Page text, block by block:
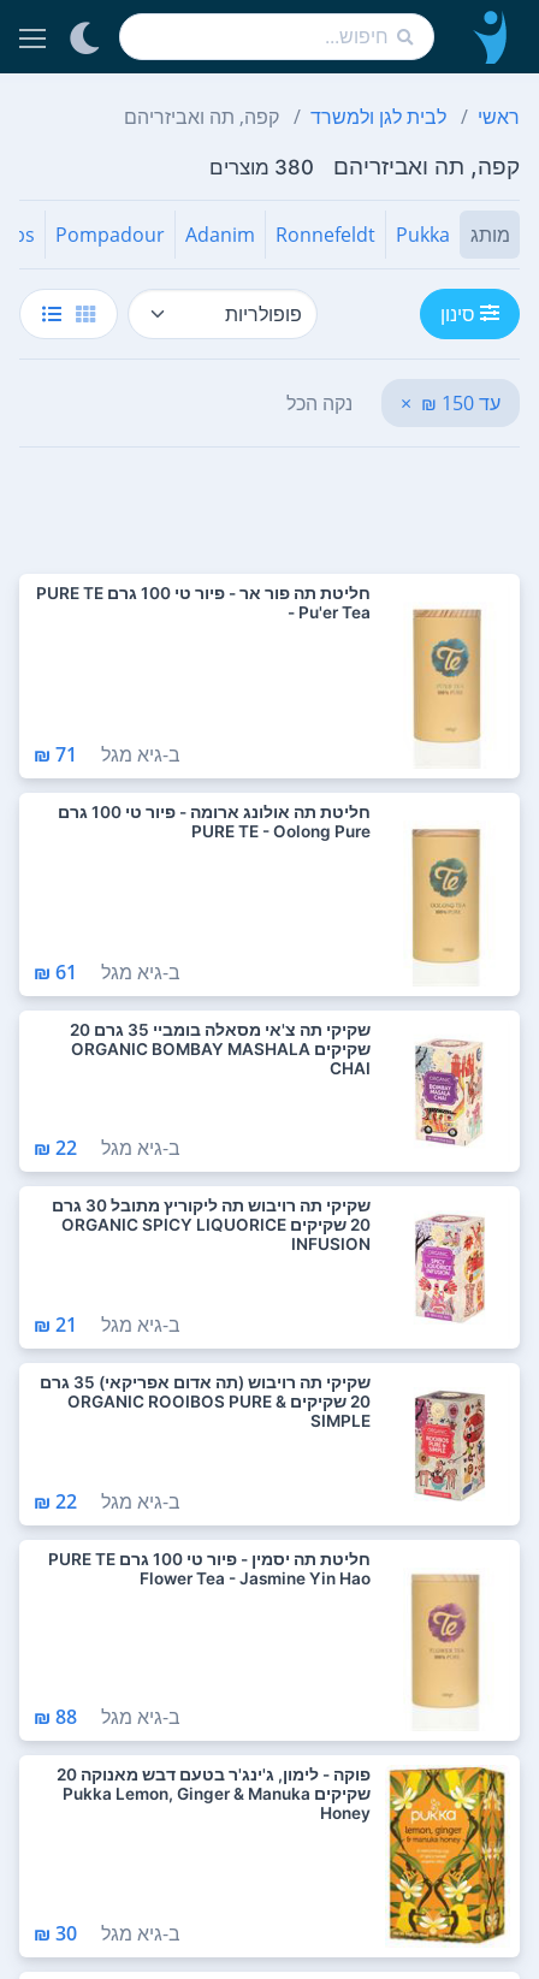
ראשי לבית לגן ולמשרד קפה, תה ואביזריהם
קפה, תה ואביזריהם 380 מוצרים
מותג Pukka
Ronnefeldt
Adanim
Pompadour
סינון
עד 150 ₪ × נקה הכל
חליטת תה פור אר - פיור טי 100 גרם PURE TE
- Pu'er Tea
ב-גיא מגל 71 ₪
חליטת תה אולונג ארומה - פיור טי 100 גרם
PURE TE - Oolong Pure
ב-גיא מגל 61 ₪
שקיקי תה צ'אי מסאלה בומביי 35 גרם 20
שקיקים ORGANIC BOMBAY MASHALA
CHAI
ב-גיא מגל 22 ₪
שקיקי תה רויבוש תה ליקוריץ מתובל 30 גרם
20 שקיקים ORGANIC SPICY LIQUORICE
INFUSION
ב-גיא מגל 21 ₪
שקיקי תה רויבוש (תה אדום אפריקאי) 35 גרם
20 שקיקים ORGANIC ROOIBOS PURE &
SIMPLE
ב-גיא מגל 22 ₪
חליטת תה יסמין - פיור טי 100 גרם PURE TE
Flower Tea - Jasmine Yin Hao
ב-גיא מגל 88 ₪
פוקה - לימון, ג'ינג'ר בטעם דבש מאנוקה 20
שקיקים Pukka Lemon, Ginger & Manuka
Honey
ב-גיא מגל 30 ₪